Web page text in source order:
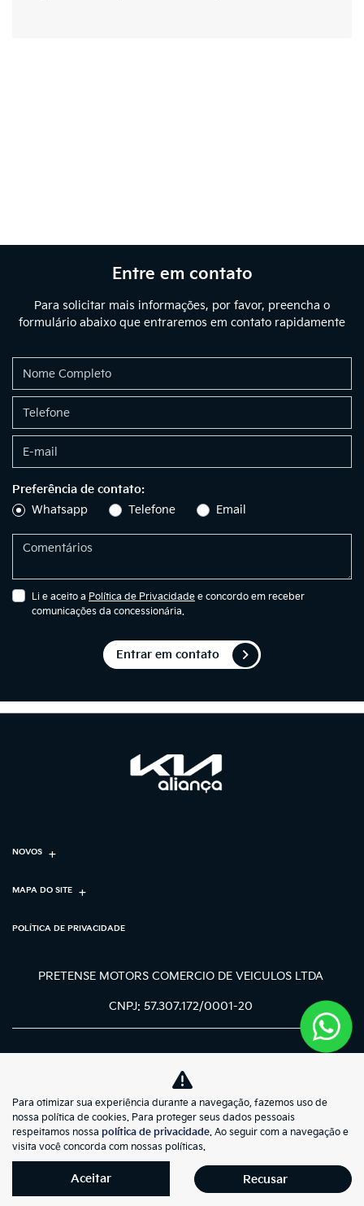
Entre em contato
Para solicitar mais informações, por favor, preencha o
formulário abaixo que entraremos em contato rapidamente
Preferência de contato:
Whatsapp
Telefone Email
Li e aceito a Política de Privacidade e concordo em receber
comunicações da concessionária.
Entrar em contato
NOVOS
MAPA DO SITE
POLÍTICA DE PRIVACIDADE
PRETENSE MOTORS COMERCIO DE VEICULOS LTDA
CNPJ: 57.307.172/0001-20
No trânsito, enxergar o outro salva
vidas.
Desenvolvido pela DEALERSPACE ® Direitos Reservados.
Para otimizar sua experiência durante a navegação, fazemos uso de
nossa política de cookies. Para proteger seus dados pessoais
respeitamos nossa política de privacidade. Ao seguir com a navegação e
visita você concorda com nossas políticas.
Aceitar Recusar